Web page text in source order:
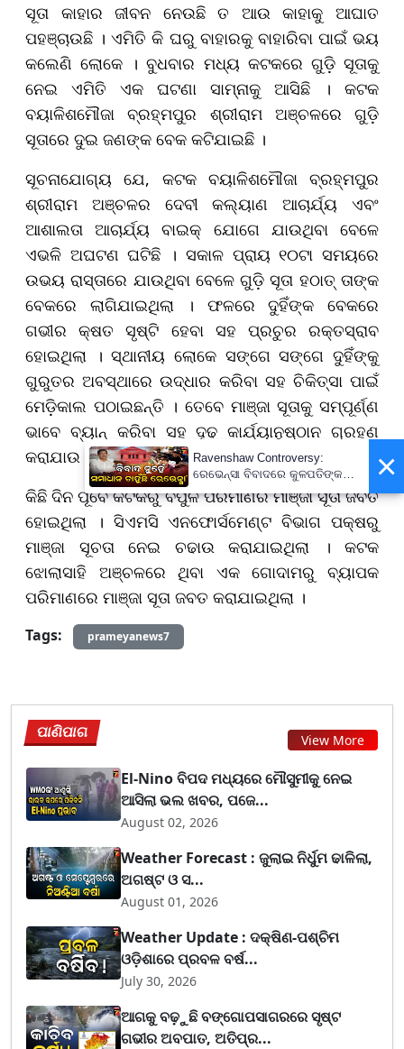
ସୂତା କାହାର ଜୀବନ ନେଉଛି ତ ଆଉ କାହାକୁ ଆଘାତ
ପହଞ୍ଚାଉଛି । ଏମିତି କି ଘରୁ ବାହାରକୁ ବାହାରିବା ପାଇଁ ଭୟ
କଲେଣି ଲୋକେ । ବୁଧବାର ମଧ୍ୟ କଟକରେ ଗୁଡ଼ି ସୂତାକୁ
ନେଇ ଏମିତି ଏକ ଘଟଣା ସାମ୍ନାକୁ ଆସିଛି । କଟକ
ବୟାଳିଶମୌଜା ବ୍ରହ୍ମପୁର ଶ୍ରୀରାମ ଅଞ୍ଚଳରେ ଗୁଡ଼ି
ସୂତାରେ ଦୁଇ ଜଣଙ୍କ ବେକ କଟିଯାଇଛି ।
ସୂଚନାଯୋଗ୍ୟ ଯେ, କଟକ ବୟାଳିଶମୌଜା ବ୍ରହ୍ମପୁର
ଶ୍ରୀରାମ ଅଞ୍ଚଳର ଦେବୀ କଲ୍ୟାଣ ଆଚାର୍ଯ୍ୟ ଏବଂ
ଆଶାଲତା ଆଚାର୍ଯ୍ୟ ବାଇକ୍ ଯୋଗେ ଯାଉଥିବା ବେଳେ
ଏଭଳି ଅଘଟଣ ଘଟିଛି । ସକାଳ ପ୍ରାୟ ୧୦ଟା ସମୟରେ
ଉଭୟ ରାସ୍ତାରେ ଯାଉଥିବା ବେଳେ ଗୁଡ଼ି ସୂତା ହଠାତ୍ ତାଙ୍କ
ବେକରେ ଲାଗିଯାଇଥିଲା । ଫଳରେ ଦୁହିଁଙ୍କ ବେକରେ
ଗଭୀର କ୍ଷତ ସୃଷ୍ଟି ହେବା ସହ ପ୍ରଚୁର ରକ୍ତସ୍ରାବ
ହୋଇଥିଲା । ସ୍ଥାନୀୟ ଲୋକେ ସଙ୍ଗେ ସଙ୍ଗେ ଦୁହିଁଙ୍କୁ
ଗୁରୁତର ଅବସ୍ଥାରେ ଉଦ୍ଧାର କରିବା ସହ ଚିକିତ୍ସା ପାଇଁ
ମେଡ଼ିକାଲ ପଠାଇଛନ୍ତି । ତେବେ ମାଞ୍ଜା ସୂତାକୁ ସମ୍ପୂର୍ଣ୍ଣ
ଭାବେ ବ୍ୟାନ୍ କରିବା ସହ ଦୃଢ଼ କାର୍ଯ୍ୟାନୁଷ୍ଠାନ ଗ୍ରହଣ
କରାଯାଉ ବୋଲିସ୍ଥାନୀୟ ବାସିନ୍ଦା ଦାବି କରିଛନ୍ତି ।
କିଛି ଦିନ ପୂର୍ବେ କଟକରୁ ବିପୁଳ ପରିମାଣରମାଞ୍ଜା ସୂତା ଜବତ
ହୋଇଥିଲା । ସିଏମସି ଏନଫୋର୍ସମେଣ୍ଟ ବିଭାଗ ପକ୍ଷରୁ
ମାଞ୍ଜା ସୂଚତା ନେଇ ଚଢାଉ କରାଯାଇଥିଲା । କଟକ
ଝୋଲାସାହି ଅଞ୍ଚଳରେ ଥିବା ଏକ ଗୋଦାମରୁ ବ୍ୟାପକ
ପରିମାଣରେ ମାଞ୍ଜା ସୂତା ଜବତ କରାଯାଇଥିଲା ।
Tags: prameyanews7
ପାଣିପାଗ View More
El-Nino ବିପଦ ମଧ୍ୟରେ ମୌସୁମୀକୁ ନେଇ
ଆସିଲା ଭଲ ଖବର, ପଜେ...
August 02, 2026
Weather Forecast : ଜୁଲାଇ ନିର୍ଧୁମ ଢାଳିଲା,
ଅଗଷ୍ଟ ଓ ସ...
August 01, 2026
Weather Update : ଦକ୍ଷିଣ-ପଶ୍ଚିମ
ଓଡ଼ିଶାରେ ପ୍ରବଳ ବର୍ଷ...
July 30, 2026
ଆଗକୁ ବଢ଼ୁଛି ବଙ୍ଗୋପସାଗରରେ ସୃଷ୍ଟ
ଗଭୀର ଅବପାତ, ଅତିପ୍ର...
×
Ravenshaw Controversy:
ରେଭେନ୍ସା ବିବାଦରେ କୁଳପତିଙ୍କ
ପ୍ରଥମ ପ୍ରତିକ୍ରିୟା- 'ଅନାବଶ୍ୟକ
ଥିଲା ଘଟଣା'